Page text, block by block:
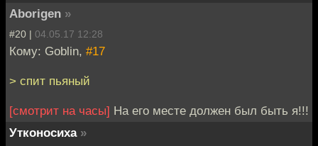
Aborigen »
#20 | 04.05.17 12:28
Кому: Goblin, #17
> спит пьяный
[смотрит на часы] На его месте должен был быть я!!!
Утконосиха »